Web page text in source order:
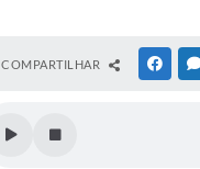
COMPARTILHAR